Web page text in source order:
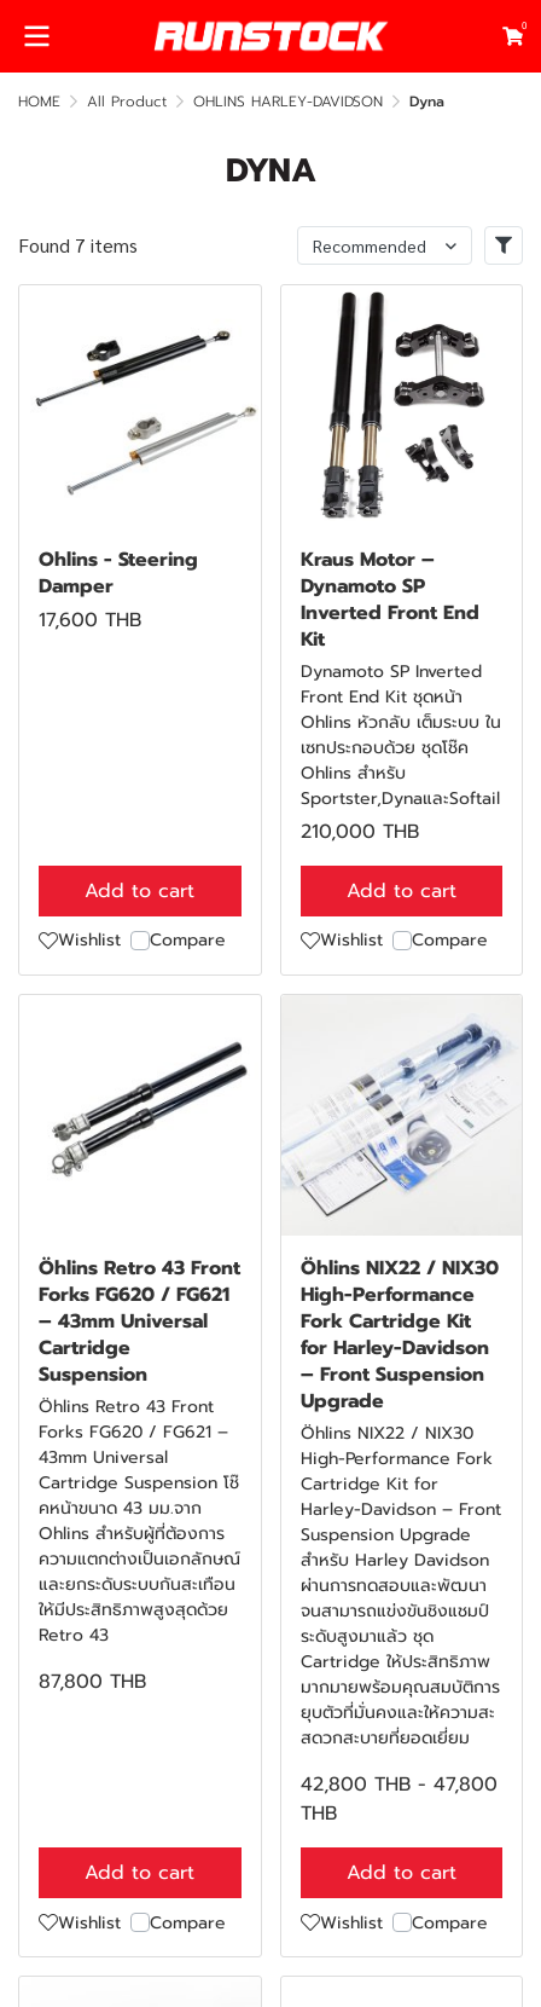
0
HOME All Product OHLINS HARLEY-DAVIDSON Dyna
DYNA
Found 7 items Recommended
Ohlins - Steering
Damper
17,600 THB
Add to cart
Wishlist Compare
Kraus Motor –
Dynamoto SP
Inverted Front End
Kit
Dynamoto SP Inverted
Front End Kit ชุดหน้า
Ohlins หัวกลับ เต็มระบบ ใน
เซทประกอบด้วย ชุดโช๊ค
Ohlins สำหรับ
Sportster,DynaและSoftail
210,000 THB
Add to cart
Wishlist Compare
Öhlins Retro 43 Front
Forks FG620 / FG621
– 43mm Universal
Cartridge
Suspension
Öhlins Retro 43 Front
Forks FG620 / FG621 –
43mm Universal
Cartridge Suspension โช๊
คหน้าขนาด 43 มม.จาก
Ohlins สำหรับผู้ที่ต้องการ
ความแตกต่างเป็นเอกลักษณ์
และยกระดับระบบกันสะเทือน
ให้มีประสิทธิภาพสูงสุดด้วย
Retro 43
87,800 THB
Add to cart
Wishlist Compare
Öhlins NIX22 / NIX30
High-Performance
Fork Cartridge Kit
for Harley-Davidson
– Front Suspension
Upgrade
Öhlins NIX22 / NIX30
High-Performance Fork
Cartridge Kit for
Harley-Davidson – Front
Suspension Upgrade
สำหรับ Harley Davidson
ผ่านการทดสอบและพัฒนา
จนสามารถแข่งขันชิงแชมป์
ระดับสูงมาแล้ว ชุด
Cartridge ให้ประสิทธิภาพ
มากมายพร้อมคุณสมบัติการ
ยุบตัวที่มั่นคงและให้ความสะ
สดวกสะบายที่ยอดเยี่ยม
42,800 THB- 47,800
THB
Add to cart
Wishlist Compare